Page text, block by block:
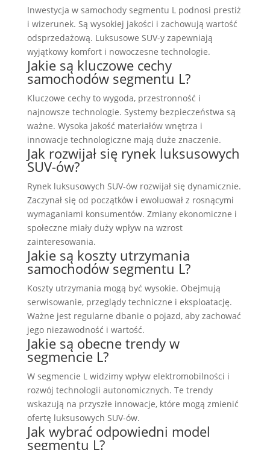
Inwestycja w samochody segmentu L podnosi prestiż
i wizerunek. Są wysokiej jakości i zachowują wartość
odsprzedażową. Luksusowe SUV-y zapewniają
wyjątkowy komfort i nowoczesne technologie.
Jakie są kluczowe cechy
samochodów segmentu L?
Kluczowe cechy to wygoda, przestronność i
najnowsze technologie. Systemy bezpieczeństwa są
ważne. Wysoka jakość materiałów wnętrza i
innowacje technologiczne mają duże znaczenie.
Jak rozwijał się rynek luksusowych
SUV-ów?
Rynek luksusowych SUV-ów rozwijał się dynamicznie.
Zaczynał się od początków i ewoluował z rosnącymi
wymaganiami konsumentów. Zmiany ekonomiczne i
społeczne miały duży wpływ na wzrost
zainteresowania.
Jakie są koszty utrzymania
samochodów segmentu L?
Koszty utrzymania mogą być wysokie. Obejmują
serwisowanie, przeglądy techniczne i eksploatację.
Ważne jest regularne dbanie o pojazd, aby zachować
jego niezawodność i wartość.
Jakie są obecne trendy w
segmencie L?
W segmencie L widzimy wpływ elektromobilności i
rozwój technologii autonomicznych. Te trendy
wskazują na przyszłe innowacje, które mogą zmienić
ofertę luksusowych SUV-ów.
Jak wybrać odpowiedni model
segmentu L?